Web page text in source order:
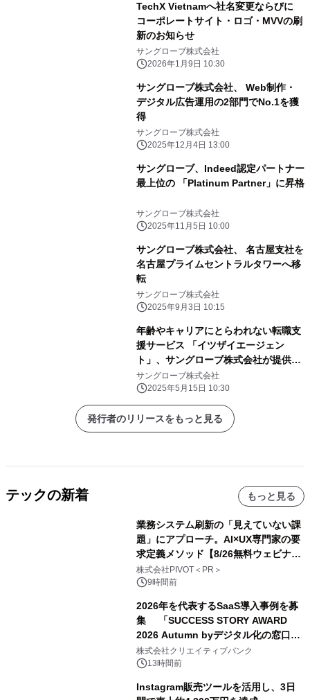
TechX Vietnamへ社名変更ならびに
コーポレートサイト・ロゴ・MVVの刷
新のお知らせ
サングローブ株式会社
2026年1月9日 10:30
サングローブ株式会社、 Web制作・
デジタル広告運用の2部門でNo.1を獲
得
サングローブ株式会社
2025年12月4日 13:00
サングローブ、Indeed認定パートナー
最上位の 「Platinum Partner」に昇格
サングローブ株式会社
2025年11月5日 10:00
サングローブ株式会社、 名古屋支社を
名古屋プライムセントラルタワーへ移
転
サングローブ株式会社
2025年9月3日 10:15
年齢やキャリアにとらわれない転職支
援サービス 「イツザイエージェン
ト」、サングローブ株式会社が提供開
始
サングローブ株式会社
2025年5月15日 10:30
発行者のリリースをもっと見る
テックの新着 もっと見る
業務システム刷新の「見えていない課
題」にアプローチ。AI×UX専門家の要
求定義メソッド【8/26無料ウェビナ
ー】株式会社PIVOT
株式会社PIVOT＜PR＞
9時間前
2026年を代表するSaaS導入事例を募
集 「SUCCESS STORY AWARD
2026 Autumn byデジタル化の窓口」
開催
株式会社クリエイティブバンク
13時間前
Instagram販売ツールを活用し、3日